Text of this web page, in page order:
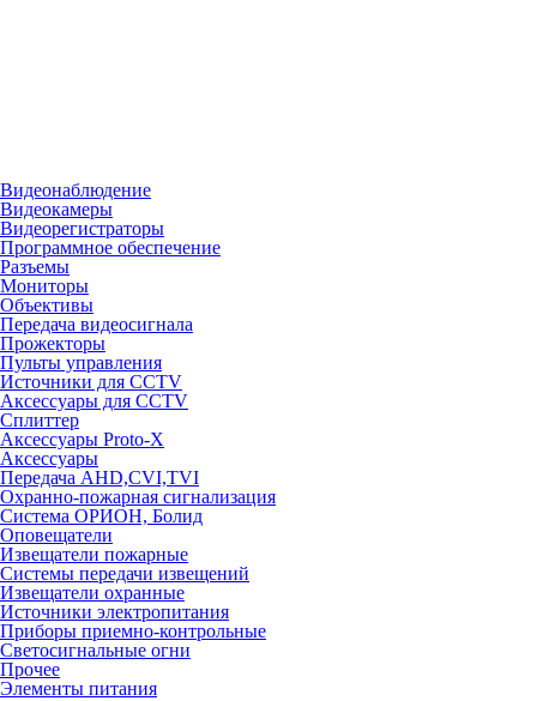
Видеонаблюдение
Видеокамеры
Видеорегистраторы
Программное обеспечение
Разъемы
Мониторы
Объективы
Передача видеосигнала
Прожекторы
Пульты управления
Источники для CCTV
Аксессуары для CCTV
Сплиттер
Аксессуары Proto-X
Аксессуары
Передача AHD,CVI,TVI
Охранно-пожарная сигнализация
Система ОРИОН, Болид
Оповещатели
Извещатели пожарные
Системы передачи извещений
Извещатели охранные
Источники электропитания
Приборы приемно-контрольные
Светосигнальные огни
Прочее
Элементы питания